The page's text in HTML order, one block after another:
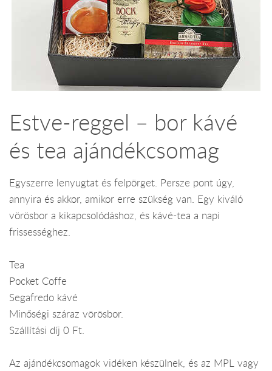
Estve-reggel – bor kávé
és tea ajándékcsomag
Egyszerre lenyugtat és felpörget. Persze pont úgy,
annyira és akkor, amikor erre szükség van. Egy kiváló
vörösbor a kikapcsolódáshoz, és kávé-tea a napi
frissességhez.
Tea
Pocket Coffe
Segafredo kávé
Minőségi száraz vörösbor.
Szállítási díj 0 Ft.
Az ajándékcsomagok vidéken készülnek, és az MPL vagy